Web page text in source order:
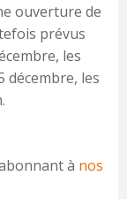
ouverture de
prévus
les
décembre, les
à nos